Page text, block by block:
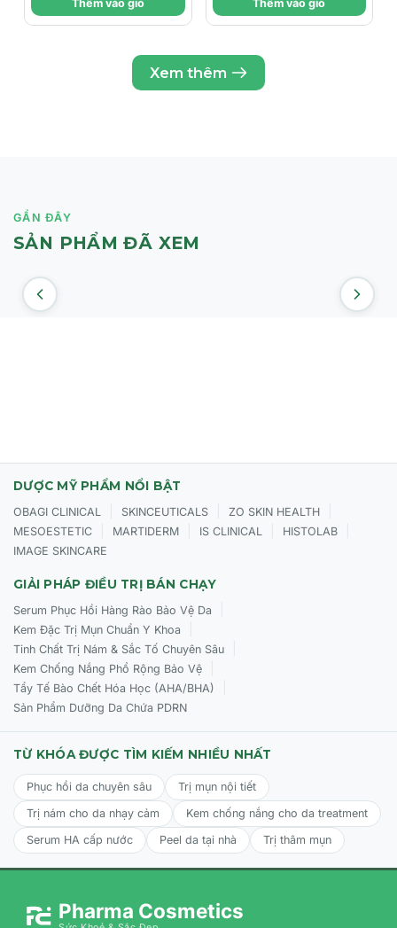
đều sắc da. Ngoài ra, Niacinamide còn tăng khả
đó giúp da luôn giữ được độ ẩm cần thiết.
Phức hợp chiết xuất từ 7 loại hoa tự nhiên (hoa
thương và các dấu hiệu lão hoá da. Đồng thời,
chiết xuất các loại hoa còn có công dụng cân
mại, mịn màng hơn, tránh được tình trạng khô
căng và bong tróc do tác động của thời tiết.
chăm sóc da nhờ khả năng bảo vệ da khỏi tác
hại của các gốc tự do, chống oxy hóa và củng cố
Kết cấu dạng lotion lỏng nhẹ, thấm nhanh.
(Alcohol free).
CÁCHSỬ DỤNG CỦA
SÁNG DA WHITEXPERT HYDRATING WHITENING
LOTION
bước làm sạch và trước
bước WhiteXpert Intensive Whitening Serum.
Cho sản phẩm trực tiếp ra tay hoặc bông cotton,
nhẹ nhàng vỗ hoặc lau lên toàn bộ da mặt, cổ và
đường viền cổ.
SÁNG DAThêm vào giỏ Thêm vào giỏ
Xem thêm
GẦN ĐÂY
SẢN PHẨM ĐÃ XEM
DƯỢC MỸ PHẨM NỔI BẬT
OBAGI CLINICAL SKINCEUTICALS ZO SKIN HEALTH
MESOESTETIC MARTIDERM IS CLINICAL HISTOLAB
IMAGE SKINCARE
GIẢI PHÁP ĐIỀU TRỊ BÁN CHẠY
Serum Phục Hồi Hàng Rào Bảo Vệ Da
Kem Đặc Trị Mụn Chuẩn Y Khoa
Tinh Chất Trị Nám & Sắc Tố Chuyên Sâu
Kem Chống Nắng Phổ Rộng Bảo Vệ
Tẩy Tế Bào Chết Hóa Học (AHA/BHA)
Sản Phẩm Dưỡng Da Chứa PDRN
TỪ KHÓA ĐƯỢC TÌM KIẾM NHIỀU NHẤT
Phục hồi da chuyên sâu
Trị mụn nội tiết
Trị nám cho da nhạy cảm
Kem chống nắng cho da treatment
Serum HA cấp nước
Peel da tại nhà Trị thâm mụn
Pharma Cosmetics